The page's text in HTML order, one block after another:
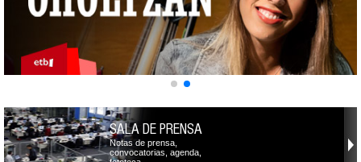
SALA DE PRENSA
Notas de prensa,
convocatorias, agenda,